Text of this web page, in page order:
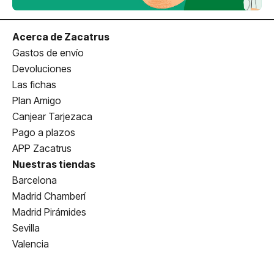
Acerca de Zacatrus
Gastos de envío
Devoluciones
Las fichas
Plan Amigo
Canjear Tarjezaca
Pago a plazos
APP Zacatrus
Nuestras tiendas
Barcelona
Madrid Chamberí
Madrid Pirámides
Sevilla
Valencia